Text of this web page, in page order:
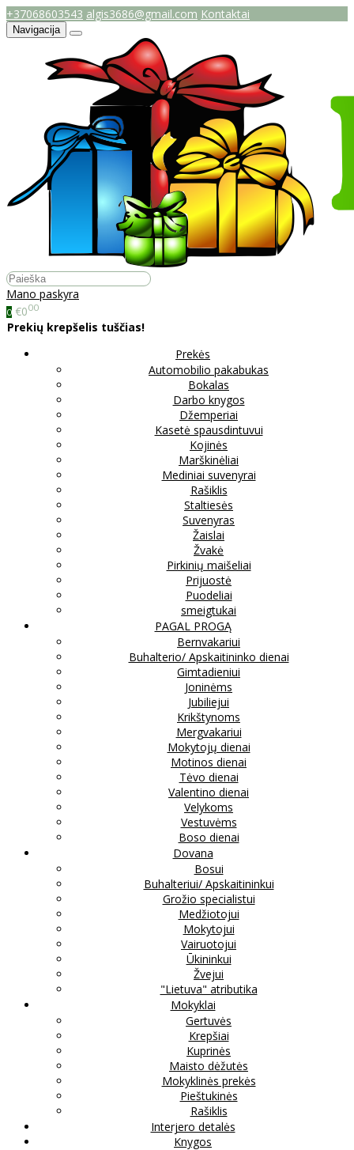
+37068603543 algis3686@gmail.com Kontaktai
Navigacija
Mano paskyra
0 €000
Prekių krepšelis tuščias!
Prekės
Automobilio pakabukas
Bokalas
Darbo knygos
Džemperiai
Kasetė spausdintuvui
Kojinės
Marškinėliai
Mediniai suvenyrai
Rašiklis
Staltiesės
Suvenyras
Žaislai
Žvakė
Pirkinių maišeliai
Prijuostė
Puodeliai
smeigtukai
PAGAL PROGĄ
Bernvakariui
Buhalterio/ Apskaitininko dienai
Gimtadieniui
Joninėms
Jubiliejui
Krikštynoms
Mergvakariui
Mokytojų dienai
Motinos dienai
Tėvo dienai
Valentino dienai
Velykoms
Vestuvėms
Boso dienai
Dovana
Bosui
Buhalteriui/ Apskaitininkui
Grožio specialistui
Medžiotojui
Mokytojui
Vairuotojui
Ūkininkui
Žvejui
"Lietuva" atributika
Mokyklai
Gertuvės
Krepšiai
Kuprinės
Maisto dėžutės
Mokyklinės prekės
Pieštukinės
Rašiklis
Interjero detalės
Knygos